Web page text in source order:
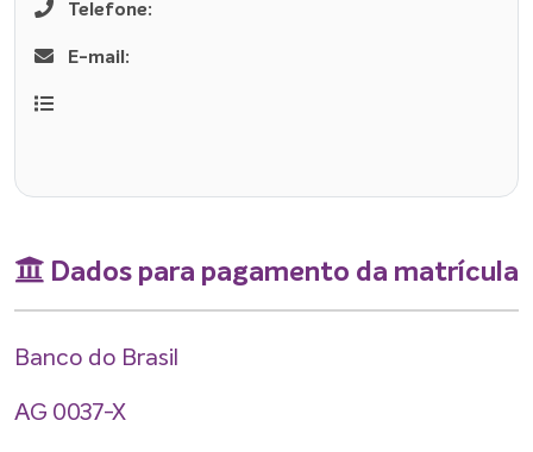
Telefone:
E-mail:
Dados para pagamento da matrícula
Banco do Brasil
AG 0037-X